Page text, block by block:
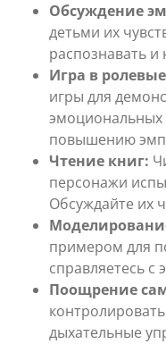
Обсуждение
детьми их
распознавать
Игра в
игры для
эмоциональных
повышению
Чтение книг:
персонажи
Обсуждайте их
примером для
справляетесь
Поощрение
дыхательные